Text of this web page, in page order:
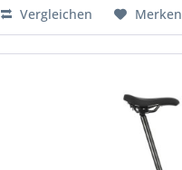
Vergleichen Merken